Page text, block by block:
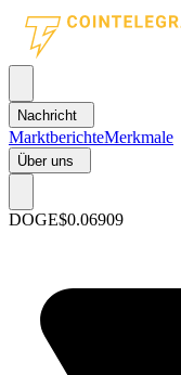
Nachricht
MarktberichteMerkmale
Über uns
DOGE$0.06909